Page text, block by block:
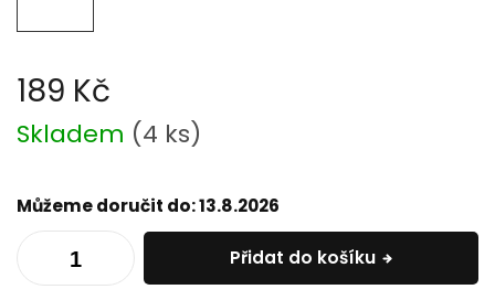
189 Kč
Měrná
cena:
Skladem (4 ks)
Můžeme doručit do:13.8.2026
Přidat do košíku